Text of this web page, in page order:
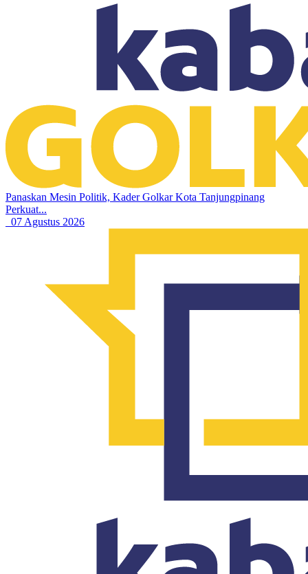
Panaskan Mesin Politik, Kader Golkar Kota Tanjungpinang
Perkuat...
07 Agustus 2026